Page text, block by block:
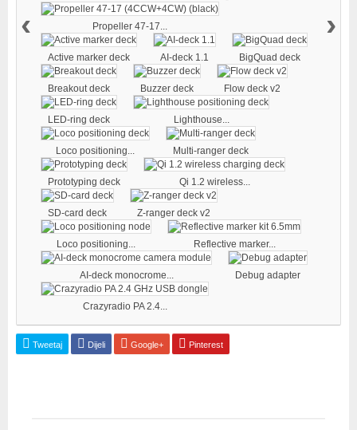
Propeller 47-17...
Active marker deck AI-deck 1.1 BigQuad deck
Breakout deck Buzzer deck Flow deck v2
LED-ring deck Lighthouse...
Loco positioning... Multi-ranger deck
Prototyping deck Qi 1.2 wireless...
SD-card deck Z-ranger deck v2
Loco positioning... Reflective marker...
AI-deck monocrome... Debug adapter
Crazyradio PA 2.4...
‹ ›
Tweetaj Dijeli Google+ Pinterest